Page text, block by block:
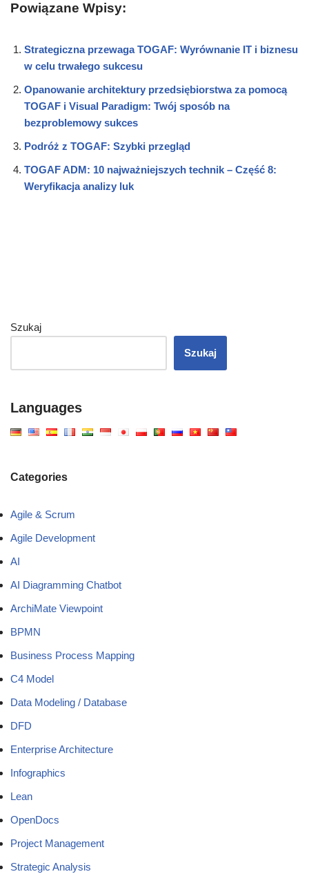
Powiązane Wpisy:
Strategiczna przewaga TOGAF: Wyrównanie IT i biznesu
w celu trwałego sukcesu
Opanowanie architektury przedsiębiorstwa za pomocą
TOGAF i Visual Paradigm: Twój sposób na
bezproblemowy sukces
Podróż z TOGAF: Szybki przegląd
TOGAF ADM: 10 najważniejszych technik – Część 8:
Weryfikacja analizy luk
Szukaj
Szukaj
Languages
Categories
Agile & Scrum
Agile Development
AI
AI Diagramming Chatbot
ArchiMate Viewpoint
BPMN
Business Process Mapping
C4 Model
Data Modeling / Database
DFD
Enterprise Architecture
Infographics
Lean
OpenDocs
Project Management
Strategic Analysis